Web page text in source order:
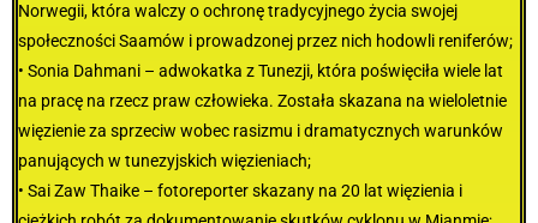
Norwegii, która walczy o ochronę tradycyjnego życia swojej
społeczności Saamów i prowadzonej przez nich hodowli reniferów;
• Sonia Dahmani – adwokatka z Tunezji, która poświęciła wiele lat
na pracę na rzecz praw człowieka. Została skazana na wieloletnie
więzienie za sprzeciw wobec rasizmu i dramatycznych warunków
panujących w tunezyjskich więzieniach;
• Sai Zaw Thaike – fotoreporter skazany na 20 lat więzienia i